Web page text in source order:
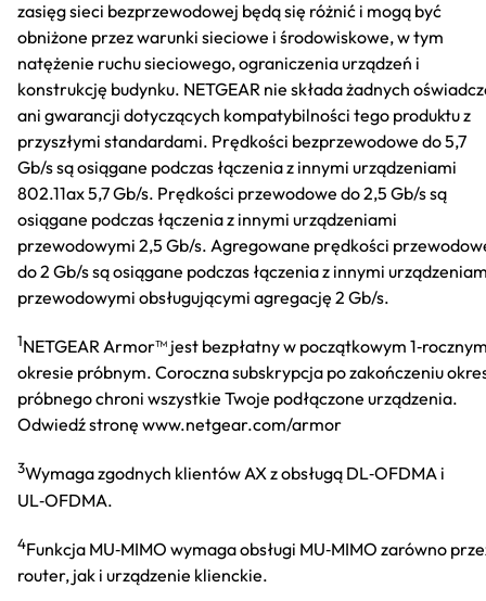
zasięg sieci bezprzewodowej będą się różnić i mogą być
obniżone przez warunki sieciowe i środowiskowe, w tym
natężenie ruchu sieciowego, ograniczenia urządzeń i
konstrukcję budynku. NETGEAR nie składa żadnych
ani gwarancji dotyczących kompatybilności tego produktu z
przyszłymi standardami. Prędkości bezprzewodowe do 5,7
Gb/s są osiągane podczas łączenia z innymi urządzeniami
802.11ax 5,7 Gb/s. Prędkości przewodowe do 2,5 Gb/s są
osiągane podczas łączenia z innymi urządzeniami
przewodowymi 2,5 Gb/s. Agregowane prędkości
do 2 Gb/s są osiągane podczas łączenia z innymi
przewodowymi obsługującymi agregację 2 Gb/s.
1NETGEAR Armor™ jest bezpłatny w początkowym
okresie próbnym. Coroczna subskrypcja po zakończeniu
próbnego chroni wszystkie Twoje podłączone urządzenia.
Odwiedź stronę www.netgear.com/armor
3Wymaga zgodnych klientów AX z obsługą DL‑OFDMA i
UL‑OFDMA.
4Funkcja MU‑MIMO wymaga obsługi MU‑MIMO zarówno
router, jak i urządzenie klienckie.